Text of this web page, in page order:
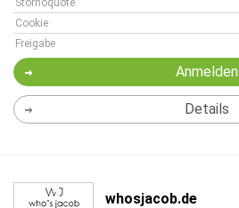
Stornoquote
Cookie
Freigabe
Anmelden
Details
whosjacob.de